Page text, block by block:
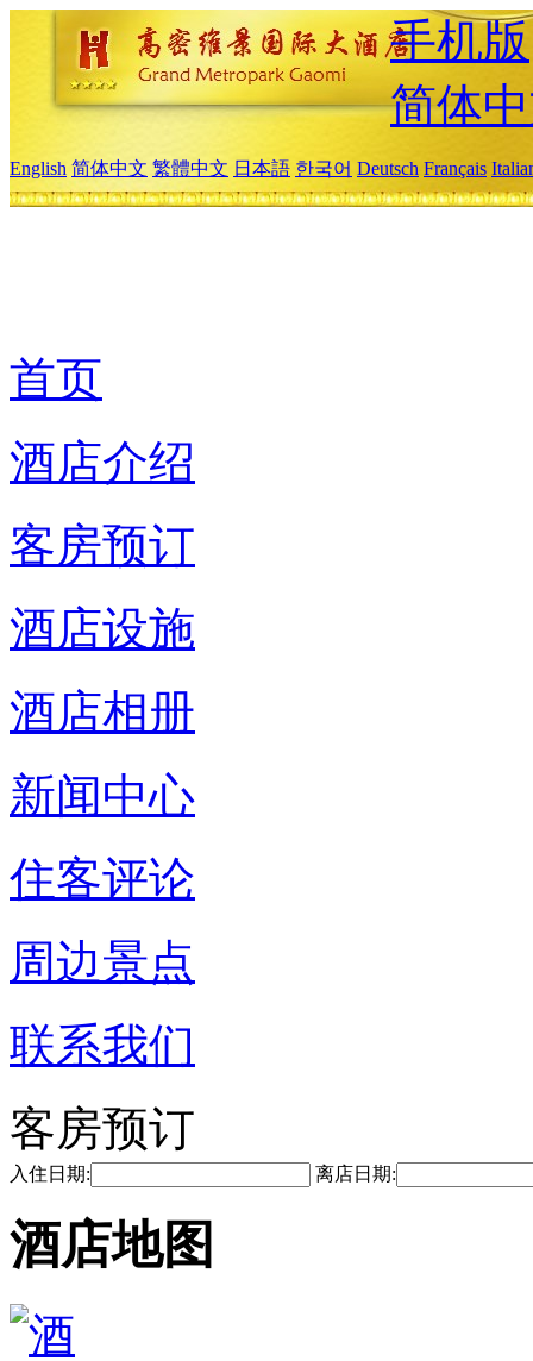
手机版
简体
English 简体中文 繁體中文 日本語 한국어 Deutsch Français
首页
酒店介绍
客房预订
酒店设施
酒店相册
新闻中心
住客评论
周边景点
联系我们
客房预订
入住日期: 离店日期:
酒店地图